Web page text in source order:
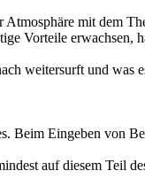
mit dem
Vorteile erwachsen,
weitersurft und was
Beim Eingeben von
auf diesem Teil